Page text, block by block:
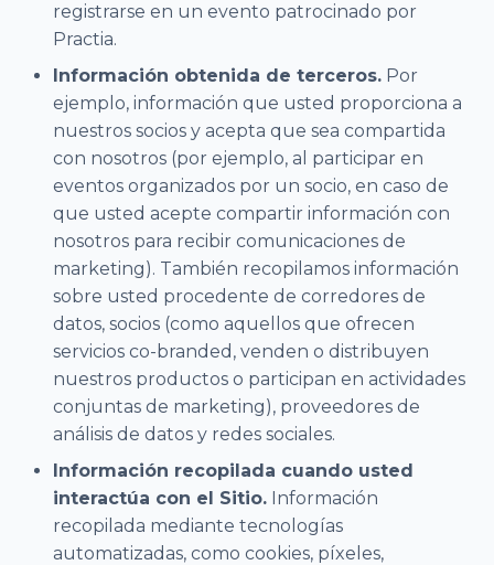
registrarse en un evento patrocinado por
Practia.
Información obtenida de terceros. Por
ejemplo, información que usted proporciona a
nuestros socios y acepta que sea compartida
con nosotros (por ejemplo, al participar en
eventos organizados por un socio, en caso de
que usted acepte compartir información con
nosotros para recibir comunicaciones de
marketing). También recopilamos información
sobre usted procedente de corredores de
datos, socios (como aquellos que ofrecen
servicios co-branded, venden o distribuyen
nuestros productos o participan en actividades
conjuntas de marketing), proveedores de
análisis de datos y redes sociales.
Información recopilada cuando usted
interactúa con el Sitio. Información
recopilada mediante tecnologías
automatizadas, como cookies, píxeles,